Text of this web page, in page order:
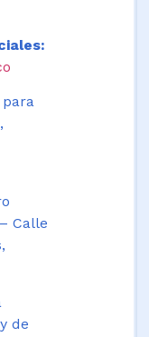
Calle
de